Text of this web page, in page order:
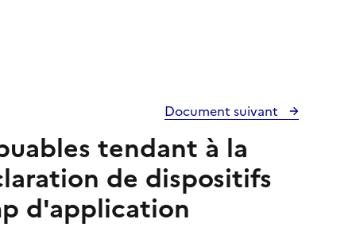
Document suivant
tendant à la
de dispositifs
d'application